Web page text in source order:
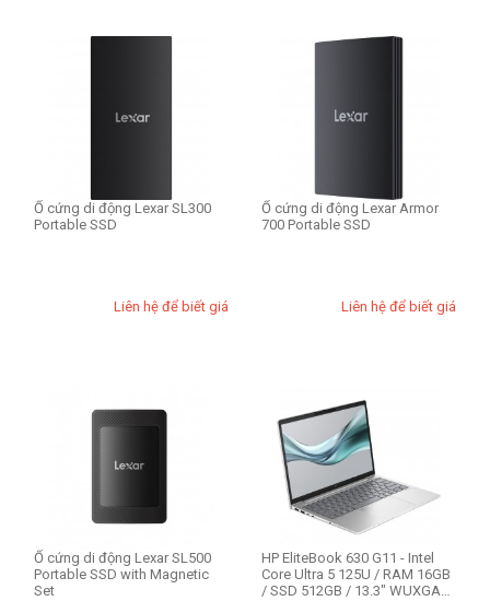
Ổ cứng di động Lexar SL300
Portable SSD
Liên hệ để biết giá
Ổ cứng di động Lexar Armor
700 Portable SSD
Liên hệ để biết giá
Ổ cứng di động Lexar SL500
Portable SSD with Magnetic
Set
HP EliteBook 630 G11 - Intel
Core Ultra 5 125U / RAM 16GB
/ SSD 512GB / 13.3" WUXGA